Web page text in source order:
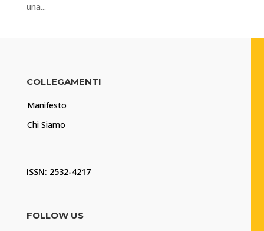
una...
COLLEGAMENTI
Manifesto
Chi Siamo
ISSN: 2532-4217
FOLLOW US